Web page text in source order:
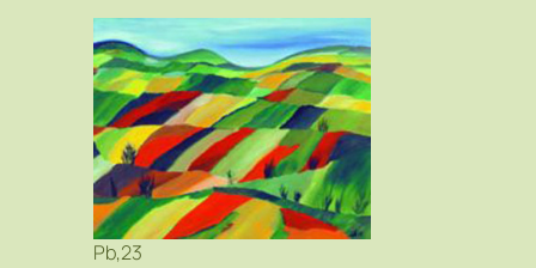
Pb,23